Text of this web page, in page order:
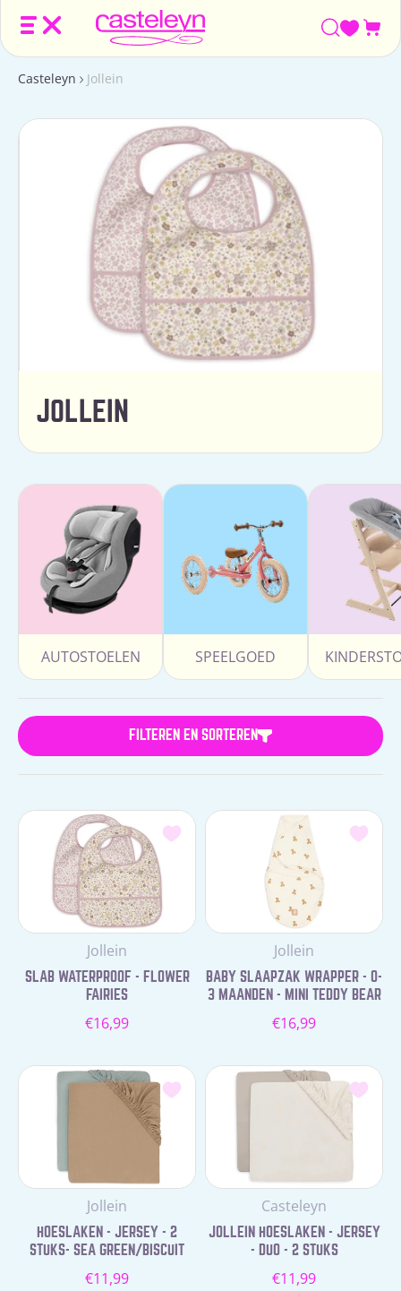
Casteleyn Jollein
JOLLEIN
AUTOSTOELEN SPEELGOED
FILTEREN EN SORTEREN
Leverancier:
Jollein
SLAB WATERPROOF - FLOWER
FAIRIES
Normale
€16,99
Leverancier:
Jollein
BABY SLAAPZAK WRAPPER - 0-
3 MAANDEN - MINI TEDDY BEAR
Normale
€16,99
Leverancier:
Jollein
HOESLAKEN - JERSEY - 2
STUKS- SEA GREEN/BISCUIT
Normale
€11,99
Leverancier:
Casteleyn
JOLLEIN HOESLAKEN - JERSEY
- DUO - 2 STUKS
Normale
€11,99